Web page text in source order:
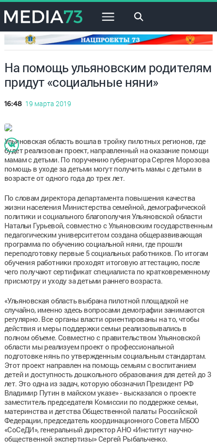
×
На помощь ульяновским родителям
придут «социальные няни»
16:48 19 марта 2019
Ульяновская область вошла в тройку пилотных регионов, где
будет реализован проект, направленный на оказание помощи
мамам с детьми. По поручению губернатора Сергея Морозова
помощь в уходе за детьми могут получить мамы с детьми в
возрасте от одного года до трех лет.
По словам директора департамента повышения качества
жизни населения Министерства семейной, демографической
политики и социального благополучия Ульяновской области
Натальи Гурьевой, совместно с Ульяновским государственным
педагогическим университетом создана общеразвивающая
программа по обучению социальной няни, где прошли
переподготовку первые 5 социальных работников. По итогам
обучения работники проходят итоговую аттестацию, после
чего получают сертификат специалиста по кратковременному
присмотру и уходу за детьми раннего возраста.
«Ульяновская область выбрана пилотной площадкой не
случайно, именно здесь вопросами демографии занимаются
регулярно. Все органы власти ориентированы на то, чтобы
действия и меры поддержки семьи реализовывались в
полном объеме. Совместно с правительством Ульяновской
области мы реализуем проект о профессиональной
подготовке нянь по утвержденным социальным стандартам.
Этот проект направлен на помощь семьям с воспитанием
детей и доступность дошкольного образования для детей до 3
лет. Это одна из задач, которую обозначил Президент РФ
Владимир Путин в майском указе» - высказался о проекте
заместитель председателя Комиссии по поддержке семьи,
материнства и детства Общественной палаты Российской
Федерации, председатель координационного Совета МБОО
«СоСеДИ», генеральный директор АНО «Институт научно-
общественной экспертизы» Сергей Рыбальченко.